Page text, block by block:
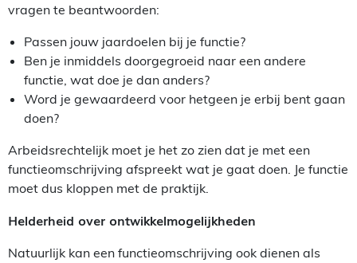
vragen te beantwoorden:
Passen jouw jaardoelen bij je functie?
Ben je inmiddels doorgegroeid naar een andere
functie, wat doe je dan anders?
Word je gewaardeerd voor hetgeen je erbij bent gaan
doen?
Arbeidsrechtelijk moet je het zo zien dat je met een
functieomschrijving afspreekt wat je gaat doen. Je functie
moet dus kloppen met de praktijk.
Helderheid over ontwikkelmogelijkheden
Natuurlijk kan een functieomschrijving ook dienen als